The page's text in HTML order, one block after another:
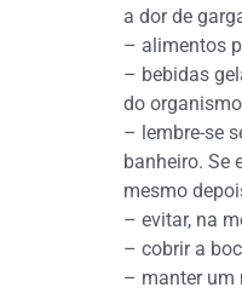
a dor de
– alimentos
– bebidas
do
– lembre-se
banheiro. Se
mesmo
– evitar, na
– cobrir a
– manter um